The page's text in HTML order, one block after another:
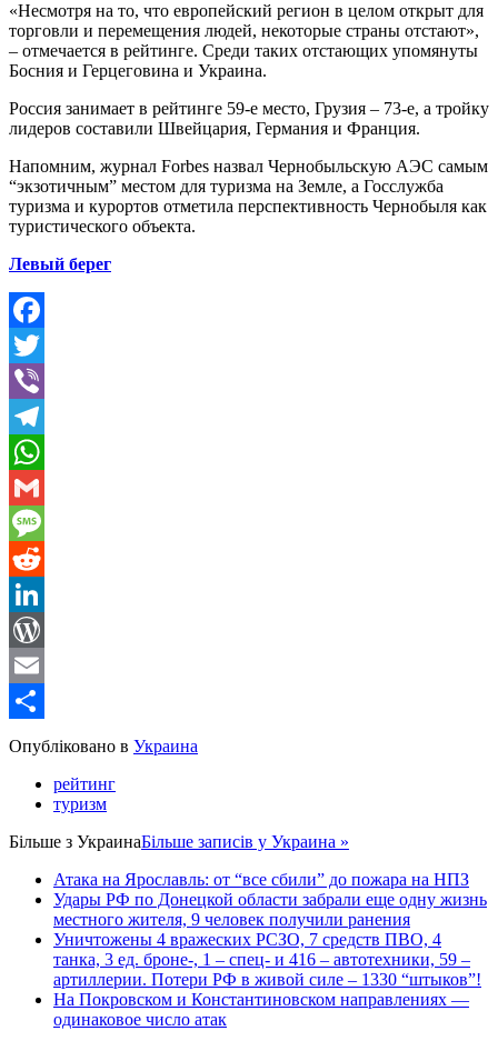
«Несмотря на то, что европейский регион в целом открыт для
торговли и перемещения людей, некоторые страны отстают»,
– отмечается в рейтинге. Среди таких отстающих упомянуты
Босния и Герцеговина и Украина.
Россия занимает в рейтинге 59-е место, Грузия – 73-е, а тройку
лидеров составили Швейцария, Германия и Франция.
Напомним, журнал Forbes назвал Чернобыльскую АЭС самым
“экзотичным” местом для туризма на Земле, а Госслужба
туризма и курортов отметила перспективность Чернобыля как
туристического объекта.
Левый берег
Facebook
Twitter
Viber
Telegram
WhatsApp
Gmail
Message
Reddit
LinkedIn
WordPress
Email
Share
Опубліковано в Украина
рейтинг
туризм
Більше з УкраинаБільше записів у Украина »
Атака на Ярославль: от “все сбили” до пожара на НПЗ
Удары РФ по Донецкой области забрали еще одну жизнь
местного жителя, 9 человек получили ранения
Уничтожены 4 вражеских РСЗО, 7 средств ПВО, 4
танка, 3 ед. броне-, 1 – спец- и 416 – автотехники, 59 –
артиллерии. Потери РФ в живой силе – 1330 “штыков”!
На Покровском и Константиновском направлениях —
одинаковое число атак